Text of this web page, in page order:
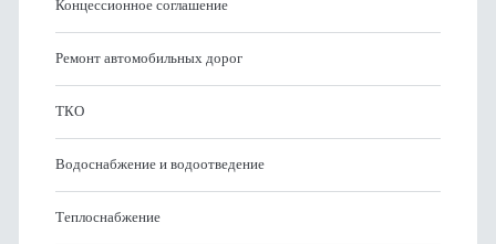
Концессионное соглашение
Ремонт автомобильных дорог
ТКО
Водоснабжение и водоотведение
Теплоснабжение